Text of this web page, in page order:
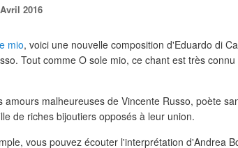
2016
mio, voici une nouvelle composition d'Eduardo di
Tout comme O sole mio, ce chant est très
amours malheureuses de Vincente Russo, poète
de riches bijoutiers opposés à leur union.
vous pouvez écouter l'interprétation d'Andrea